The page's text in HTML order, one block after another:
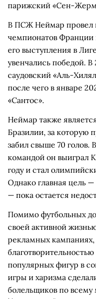
парижский «Сен-
В ПСЖ Неймар провел
чемпионатов
его выступления в
увенчались победой.
саудовский «Аль-
после чего в январе
«Сантос».
Неймар также
Бразилии, за которую
забил свыше 70 голов.
командой он выиграл
году и стал
Однако главная цель
— пока остается
Помимо футбольных
своей активной
рекламных кампаниях,
популярных фигур в
игры и харизма
болельщиков по всему